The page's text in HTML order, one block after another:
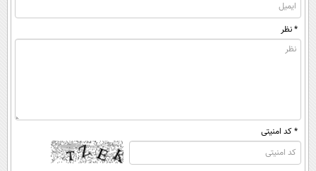
* نظر
* کد امنیتی